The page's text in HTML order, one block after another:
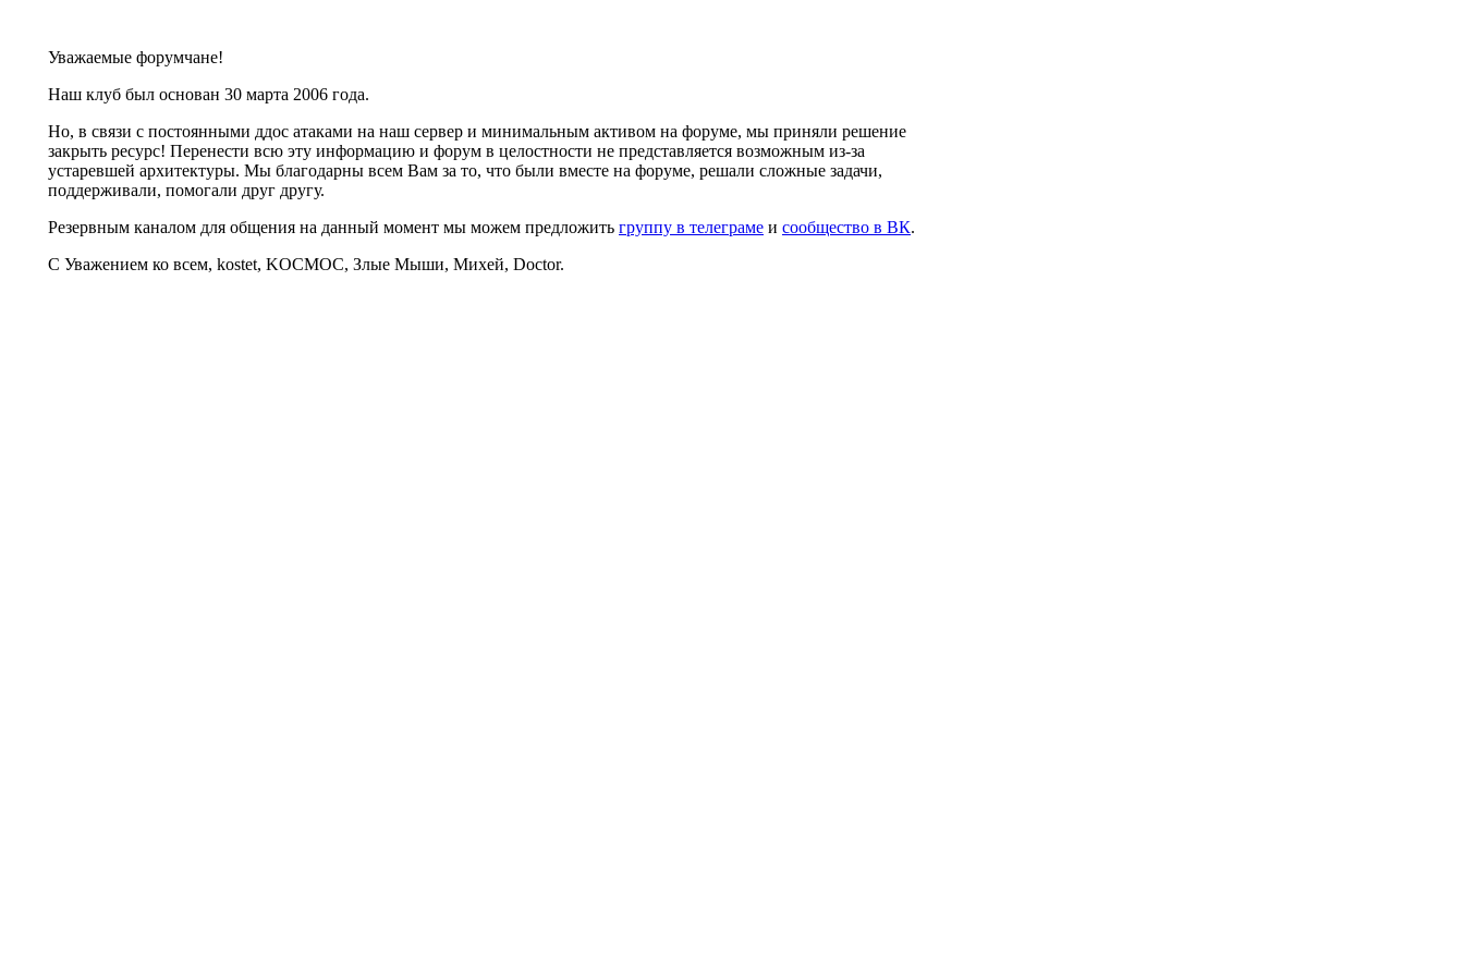
Уважаемые форумчане!
Наш клуб был основан 30 марта 2006 года.
Но, в связи с постоянными ддос атаками на наш сервер и минимальным активом на форуме, мы приняли решение
закрыть ресурс! Перенести всю эту информацию и форум в целостности не представляется возможным из-за
устаревшей архитектуры. Мы благодарны всем Вам за то, что были вместе на форуме, решали сложные задачи,
поддерживали, помогали друг другу.
Резервным каналом для общения на данный момент мы можем предложить группу в телеграме и сообщество в ВК.
С Уважением ко всем, kostet, KOCMOC, Злые Мыши, Михей, Doctor.